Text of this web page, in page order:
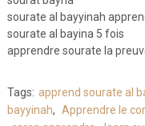
sourate al bayyinah
sourate al bayina 5 fois
apprendre sourate la
Tags: apprend sourate al
bayyinah, Apprendre le